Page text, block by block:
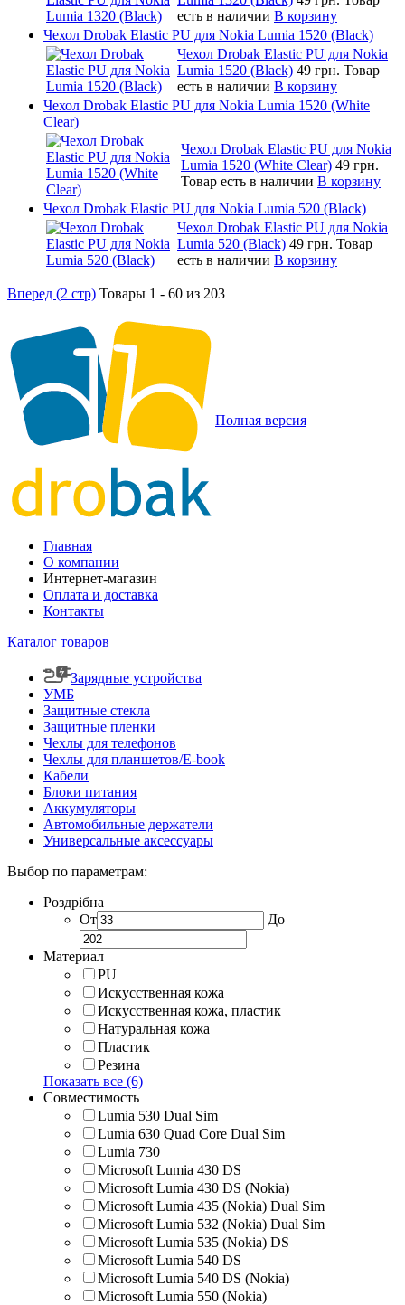
есть в наличии В корзину
Чехол Drobak Elastic PU для Nokia Lumia 1520 (Black)
Чехол Drobak Elastic PU для Nokia
Lumia 1520 (Black) 49 грн. Товар
есть в наличии В корзину
Чехол Drobak Elastic PU для Nokia Lumia 1520 (White
Clear)
Чехол Drobak Elastic PU для Nokia
Lumia 1520 (White Clear) 49 грн.
Товар есть в наличии В корзину
Чехол Drobak Elastic PU для Nokia Lumia 520 (Black)
Чехол Drobak Elastic PU для Nokia
Lumia 520 (Black) 49 грн. Товар
есть в наличии В корзину
Вперед (2 стр) Товары 1 - 60 из 203
Полная версия
Главная
О компании
Интернет-магазин
Оплата и доставка
Контакты
Каталог товаров
Зарядные устройства
УМБ
Защитные стекла
Защитные пленки
Чехлы для телефонов
Чехлы для планшетов/E-book
Кабели
Блоки питания
Аккумуляторы
Автомобильные держатели
Универсальные аксессуары
Выбор по параметрам:
Роздрібна
От
До
Материал
PU
Искусственная кожа
Искусственная кожа, пластик
Натуральная кожа
Пластик
Резина
Показать все (6)
Совместимость
Lumia 530 Dual Sim
Lumia 630 Quad Core Dual Sim
Lumia 730
Microsoft Lumia 430 DS
Microsoft Lumia 430 DS (Nokia)
Microsoft Lumia 435 (Nokia) Dual Sim
Microsoft Lumia 532 (Nokia) Dual Sim
Microsoft Lumia 535 (Nokia) DS
Microsoft Lumia 540 DS
Microsoft Lumia 540 DS (Nokia)
Microsoft Lumia 550 (Nokia)